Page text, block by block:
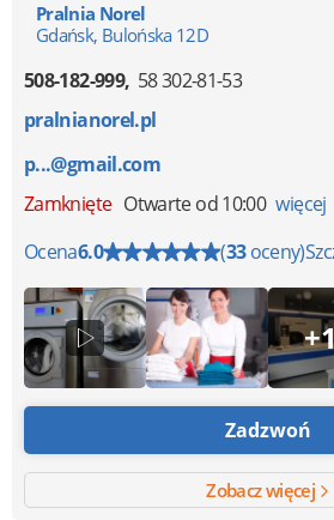
Pralnia Norel
Gdańsk, Bulońska 12D
508-182-999 58 302-81-53
pralnianorel.pl
p...@gmail.com
Zamknięte Otwarte od 10:00 więcej
Ocena6.0 (33oceny)
Zadzwoń
Zobacz więcej